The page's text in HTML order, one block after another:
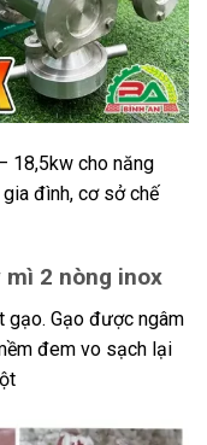
18,5kw cho năng
đình, cơ sở chế
2 nòng inox
gạo. Gạo được ngâm
đem vo sạch lại